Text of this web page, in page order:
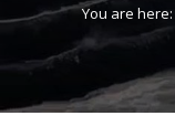
You are here: